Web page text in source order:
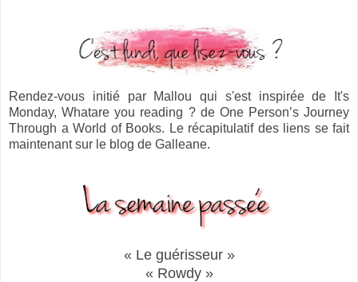
Rendez-vous initié par Mallou qui s'est inspirée de It's
Monday, Whatare you reading ? de One Person’s Journey
Through a World of Books. Le récapitulatif des liens se fait
maintenant sur le blog de Galleane.
« Le guérisseur »
« Rowdy »